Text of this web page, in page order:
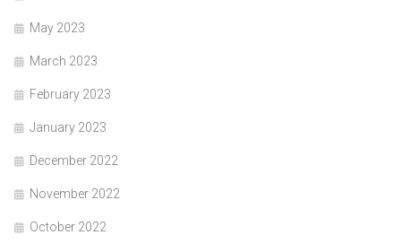
May 2023
March 2023
February 2023
January 2023
December 2022
November 2022
October 2022